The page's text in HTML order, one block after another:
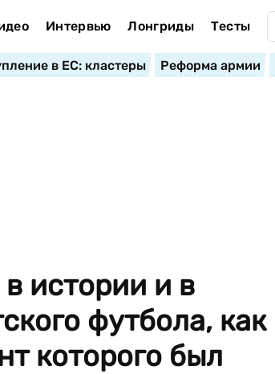
Интервью Лонгриды Тесты
в ЕС: кластеры Реформа армии
истории и в
футбола, как
которого был